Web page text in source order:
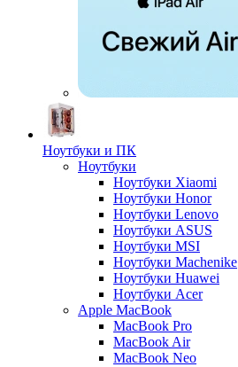
Ноутбуки и ПК
Ноутбуки
Ноутбуки Xiaomi
Ноутбуки Honor
Ноутбуки Lenovo
Ноутбуки ASUS
Ноутбуки MSI
Ноутбуки Machenike
Ноутбуки Huawei
Ноутбуки Acer
Apple MacBook
MacBook Pro
MacBook Air
MacBook Neo